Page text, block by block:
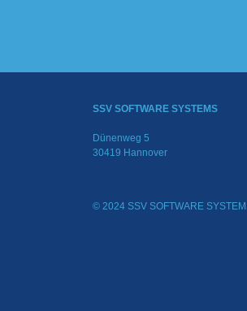
SSV SOFTWARE SYSTEMS
Dünenweg 5
30419 Hannover
© 2024 SSV SOFTWARE